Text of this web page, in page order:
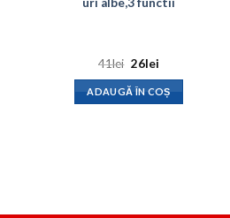
41lei Prețul
a
fost:
41lei.
26leiPrețul
este:
26lei.
ADAUGĂ ÎN COȘ